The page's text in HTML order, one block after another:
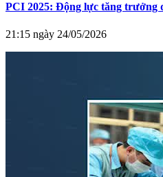
PCI 2025: Động lực tăng trưởng
21:15 ngày 24/05/2026